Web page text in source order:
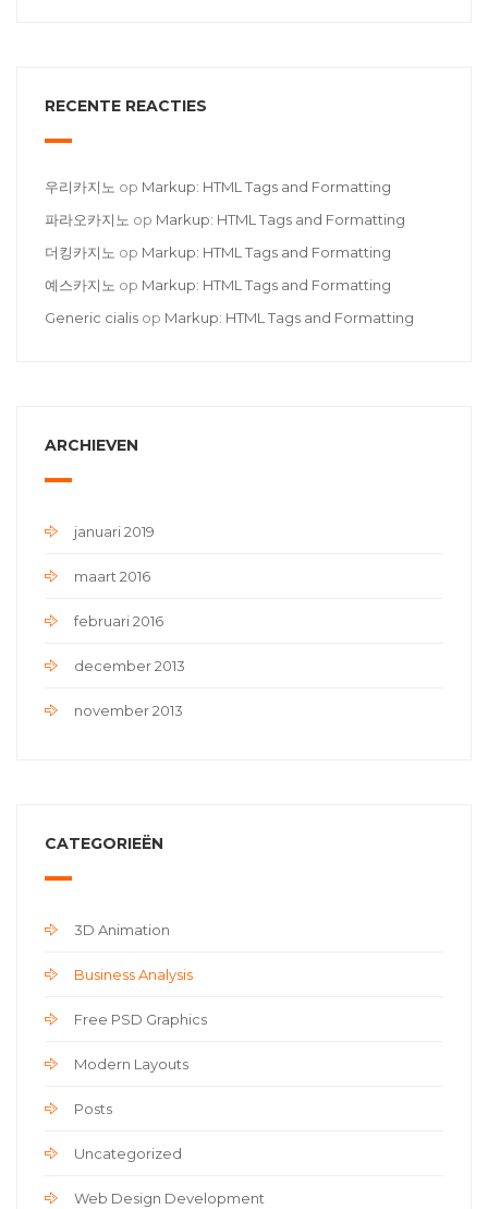
RECENTE REACTIES
우리카지노 op Markup: HTML Tags and Formatting
파라오카지노 op Markup: HTML Tags and Formatting
더킹카지노 op Markup: HTML Tags and Formatting
예스카지노 op Markup: HTML Tags and Formatting
Generic cialis op Markup: HTML Tags and Formatting
ARCHIEVEN
januari 2019
maart 2016
februari 2016
december 2013
november 2013
CATEGORIEËN
3D Animation
Business Analysis
Free PSD Graphics
Modern Layouts
Posts
Uncategorized
Web Design Development